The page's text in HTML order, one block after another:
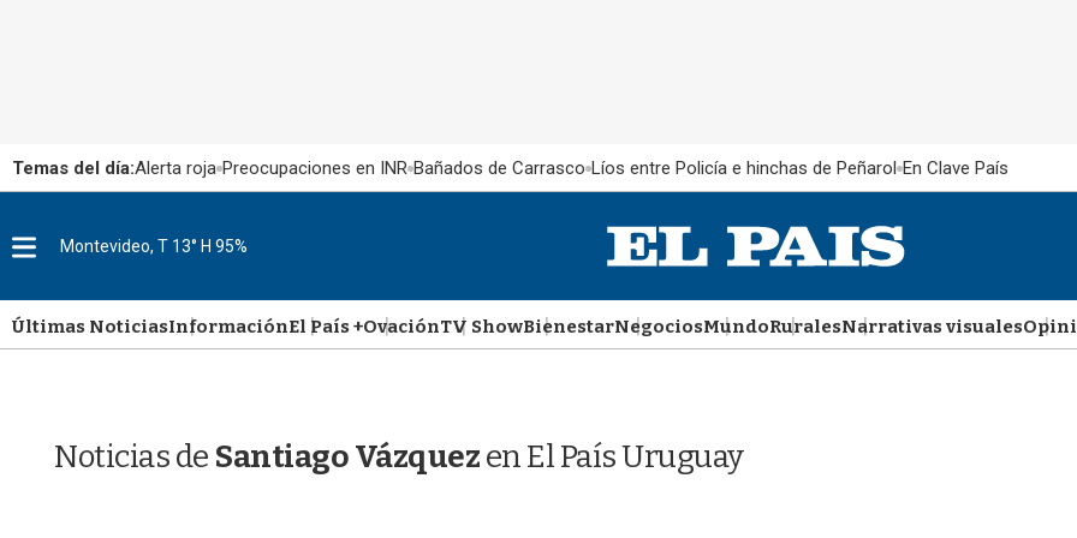
Temas del día:Alerta roja Preocupaciones en INR Bañados de Carrasco Líos entre Policía e hinchas de Peñarol En Clave País
M
u
Montevideo, T 13° H 95%
Últimas NoticiasInformaciónEl País +OvaciónTV ShowBienestarNegociosMundoRuralesNarrativas visuales
Noticias de Santiago Vázquezen El País Uruguay